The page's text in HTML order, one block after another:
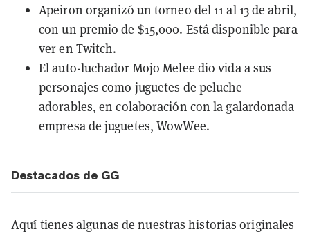
Apeiron organizó un torneo del 11 al 13 de abril,
con un premio de $15,000. Está disponible para
ver en Twitch.
El auto-luchador Mojo Melee dio vida a sus
personajes como juguetes de peluche
adorables, en colaboración con la galardonada
empresa de juguetes, WowWee.
Destacados de GG
Aquí tienes algunas de nuestras historias originales